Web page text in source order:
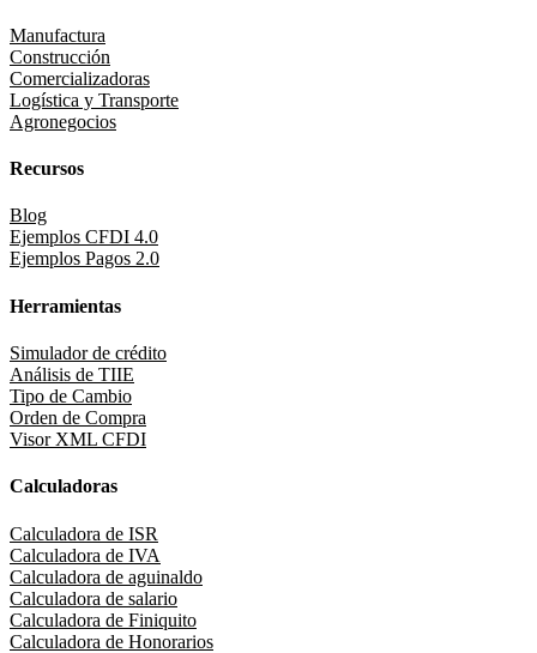
Manufactura
Construcción
Comercializadoras
Logística y Transporte
Agronegocios
Recursos
Blog
Ejemplos CFDI 4.0
Ejemplos Pagos 2.0
Herramientas
Simulador de crédito
Análisis de TIIE
Tipo de Cambio
Orden de Compra
Visor XML CFDI
Calculadoras
Calculadora de ISR
Calculadora de IVA
Calculadora de aguinaldo
Calculadora de salario
Calculadora de Finiquito
Calculadora de Honorarios